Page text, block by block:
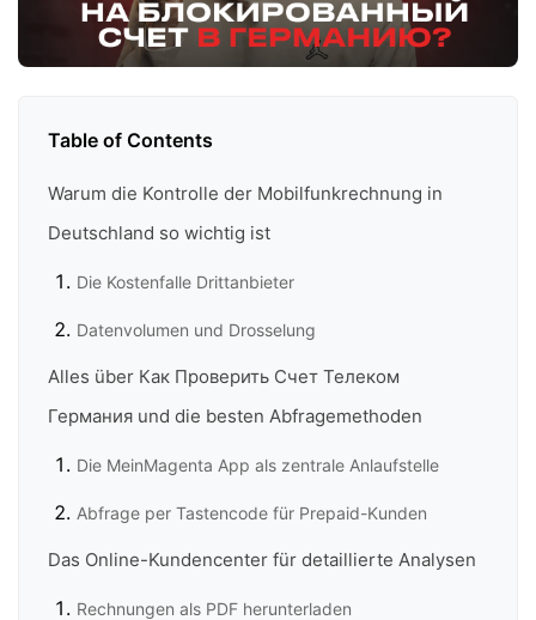
Table of Contents
Warum die Kontrolle der Mobilfunkrechnung in
Deutschland so wichtig ist
Die Kostenfalle Drittanbieter
Datenvolumen und Drosselung
Alles über Как Проверить Счет Телеком
Германия und die besten Abfragemethoden
Die MeinMagenta App als zentrale Anlaufstelle
Abfrage per Tastencode für Prepaid-Kunden
Das Online-Kundencenter für detaillierte Analysen
Rechnungen als PDF herunterladen